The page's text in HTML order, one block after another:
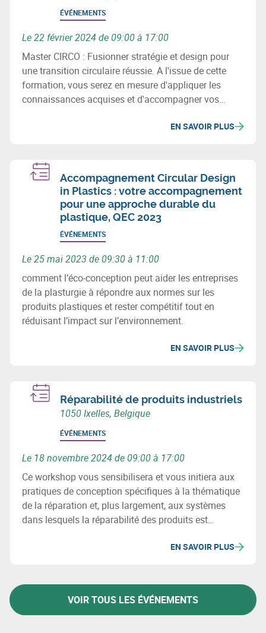
ÉVÉNEMENTS
Le 22 février 2024 de 09:00 à 17:00
Master CIRCO : Fusionner stratégie et design pour
une transition circulaire réussie. A l'issue de cette
formation, vous serez en mesure d'appliquer les
connaissances acquises et d'accompagner vos
EN SAVOIR PLUS
Accompagnement Circular Design
in Plastics : votre accompagnement
pour une approche durable du
plastique, QEC 2023
ÉVÉNEMENTS
Le 25 mai 2023 de 09:30 à 11:00
comment l’éco-conception peut aider les entreprises
de la plasturgie à répondre aux normes sur les
produits plastiques et rester compétitif tout en
réduisant l’impact sur l’environnement.
EN SAVOIR PLUS
Réparabilité de produits industriels
1050 Ixelles, Belgique
ÉVÉNEMENTS
Le 18 novembre 2024 de 09:00 à 17:00
Ce workshop vous sensibilisera et vous initiera aux
pratiques de conception spécifiques à la thématique
de la réparation et, plus largement, aux systèmes
dans lesquels la réparabilité des produits est
EN SAVOIR PLUS
VOIR TOUS LES ÉVÉNEMENTS